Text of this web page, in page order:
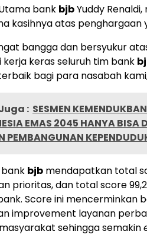
bank bjbYuddy
kasihnya atas penghargaan
bangga dan bersyukur
kerja keras seluruh tim bank
bagi para nasabah
: SESMEN
EMAS 2045 HANYA BISA
PEMBANGUNAN
bank bjb mendapatkan total
prioritas, dan total score
Score ini mencerminkan
improvement layanan
sehingga semakin